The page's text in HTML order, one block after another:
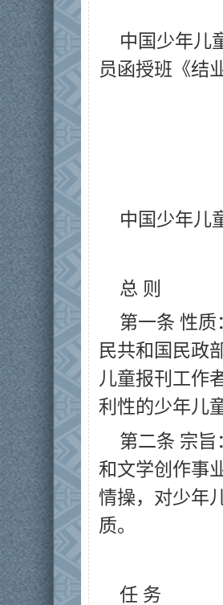
中国少年儿
员函授班《结
中国少年儿
总 则
第一条 性
民共和国民政
儿童报刊工作
利性的少年儿
第二条 宗
和文学创作事
情操，对少年
质。
任 务